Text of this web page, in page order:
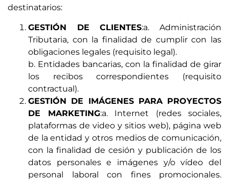
destinatarios:
GESTIÓN DE CLIENTES:a. Administración
Tributaria, con la finalidad de cumplir con las
obligaciones legales (requisito legal).
b. Entidades bancarias, con la finalidad de girar
los recibos correspondientes (requisito
contractual).
GESTIÓN DE IMÁGENES PARA PROYECTOS
DE MARKETING:a. Internet (redes sociales,
plataformas de video y sitios web), página web
de la entidad y otros medios de comunicación,
con la finalidad de cesión y publicación de los
datos personales e imágenes y/o vídeo del
personal laboral con fines promocionales.